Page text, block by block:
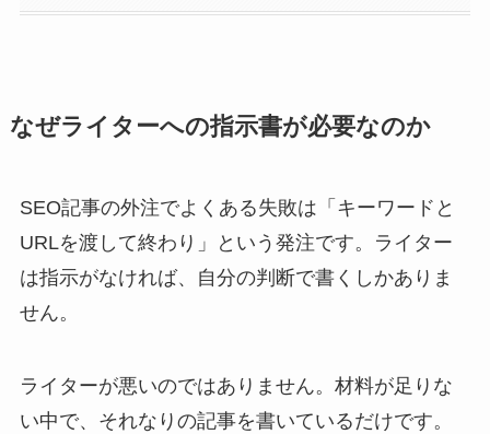
なぜライターへの指示書が必要なのか
SEO記事の外注でよくある失敗は「キーワードと
URLを渡して終わり」という発注です。ライター
は指示がなければ、自分の判断で書くしかありま
せん。
ライターが悪いのではありません。材料が足りな
い中で、それなりの記事を書いているだけです。